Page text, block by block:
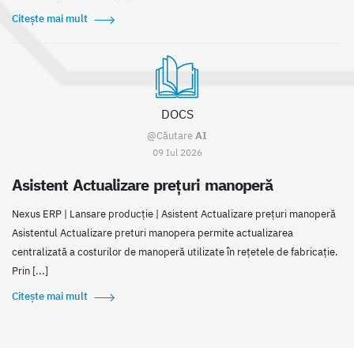
Citește mai mult
DOCS
@CăutareAI
09 Iul 2026
Asistent Actualizare prețuri manoperă
Nexus ERP | Lansare producție | Asistent Actualizare prețuri manoperă
Asistentul Actualizare preturi manopera permite actualizarea
centralizată a costurilor de manoperă utilizate în rețetele de fabricație.
Prin [...]
Citește mai mult